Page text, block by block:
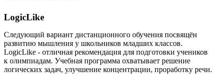
LogicLike
Следующий вариант дистанционного обучения посвящён
развитию мышления у школьников младших классов.
LogicLike - отличная рекомендация для подготовки учеников
к олимпиадам. Учебная программа охватывает решение
логических задач, улучшение концентрации, проработку речи.